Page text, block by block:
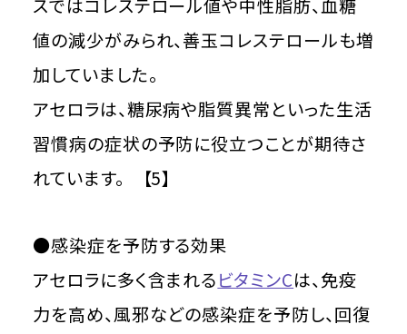
スではコレステロール値や中性脂肪、血糖
値の減少がみられ、善玉コレステロールも増
加していました。
アセロラは、糖尿病や脂質異常といった生活
習慣病の症状の予防に役立つことが期待さ
れています。 【5】
●感染症を予防する効果
アセロラに多く含まれるビタミンCは、免疫
力を高め、風邪などの感染症を予防し、回復